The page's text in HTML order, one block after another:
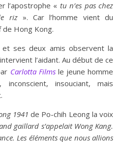
l’apostrophe « tu n’es pas chez
riz». Car l’homme vient du
de Hong Kong.
ses deux amis observent la
l’aidant. Au début de ce
Carlotta Filmsle jeune homme
insouciant, mais
1941 de Po-chih Leong la voix
gaillard s’appelait Wong Kang.
Les éléments que nous allions